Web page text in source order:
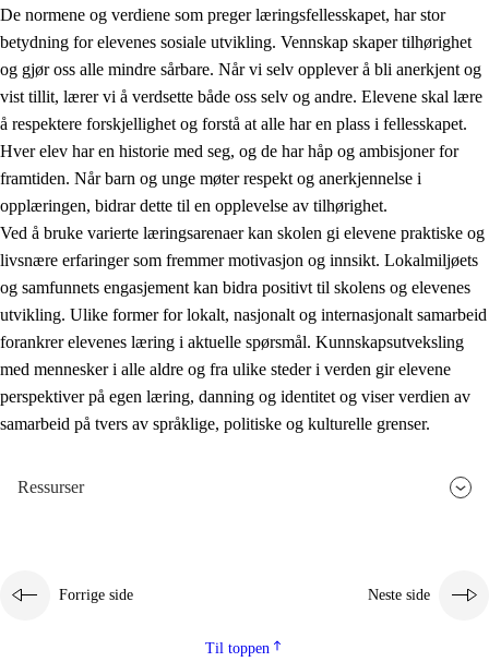
De normene og verdiene som preger læringsfellesskapet, har stor
betydning for elevenes sosiale utvikling. Vennskap skaper tilhørighet
og gjør oss alle mindre sårbare. Når vi selv opplever å bli anerkjent og
vist tillit, lærer vi å verdsette både oss selv og andre. Elevene skal lære
å respektere forskjellighet og forstå at alle har en plass i fellesskapet.
Hver elev har en historie med seg, og de har håp og ambisjoner for
framtiden. Når barn og unge møter respekt og anerkjennelse i
opplæringen, bidrar dette til en opplevelse av tilhørighet.
Ved å bruke varierte læringsarenaer kan skolen gi elevene praktiske og
livsnære erfaringer som fremmer motivasjon og innsikt. Lokalmiljøets
og samfunnets engasjement kan bidra positivt til skolens og elevenes
utvikling. Ulike former for lokalt, nasjonalt og internasjonalt samarbeid
forankrer elevenes læring i aktuelle spørsmål. Kunnskapsutveksling
med mennesker i alle aldre og fra ulike steder i verden gir elevene
perspektiver på egen læring, danning og identitet og viser verdien av
samarbeid på tvers av språklige, politiske og kulturelle grenser.
Ressurser
Forrige side Neste side
Til toppen